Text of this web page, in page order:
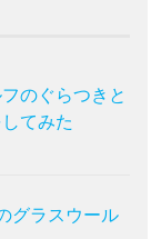
のぐらつきと
てみた
グラスウール